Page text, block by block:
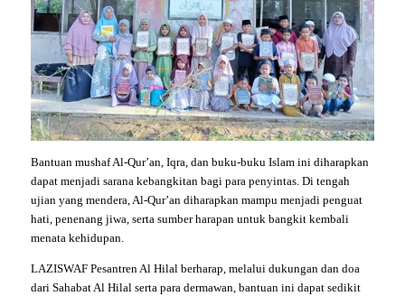
Bantuan mushaf Al-Qur’an, Iqra, dan buku-buku Islam ini diharapkan
dapat menjadi sarana kebangkitan bagi para penyintas. Di tengah
ujian yang mendera, Al-Qur’an diharapkan mampu menjadi penguat
hati, penenang jiwa, serta sumber harapan untuk bangkit kembali
menata kehidupan.
LAZISWAF Pesantren Al Hilal berharap, melalui dukungan dan doa
dari Sahabat Al Hilal serta para dermawan, bantuan ini dapat sedikit